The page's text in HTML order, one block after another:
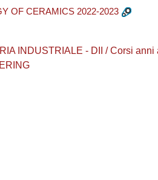
OF CERAMICS 2022-2023
INDUSTRIALE - DII / Corsi